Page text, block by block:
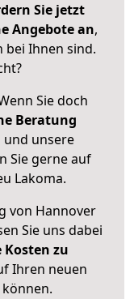
Sie jetzt
Angebote an,
bei Ihnen sind.
Sie doch
Beratung
und unsere
Sie gerne auf
Lakoma.
von Hannover
Sie uns dabei
Kosten zu
Ihren neuen